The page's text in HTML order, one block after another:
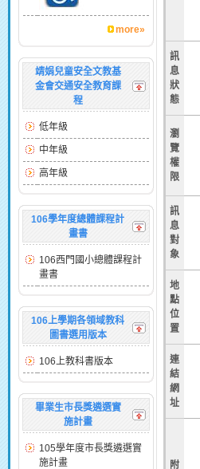
more»
靖娟兒童安全文教基
金會交通安全教育課
程
低年級
中年級
高年級
106學年度總體課程計
畫書
106西門國小總體課程計
畫書
106上學期各領域教科
圖書選用版本
106上教科書版本
畢業生市長獎遴選實
施計畫
105學年度市長獎遴選實
施計畫
訊
息
狀
態
瀏
覽
權
限
訊
息
對
象
地
點
位
置
連
結
網
址
附